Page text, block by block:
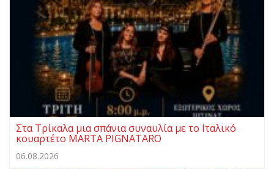
Στα Τρίκαλα μια σπάνια συναυλία με το Ιταλικό
κουαρτέτο MARTA PIGNATARO
06.08.2026